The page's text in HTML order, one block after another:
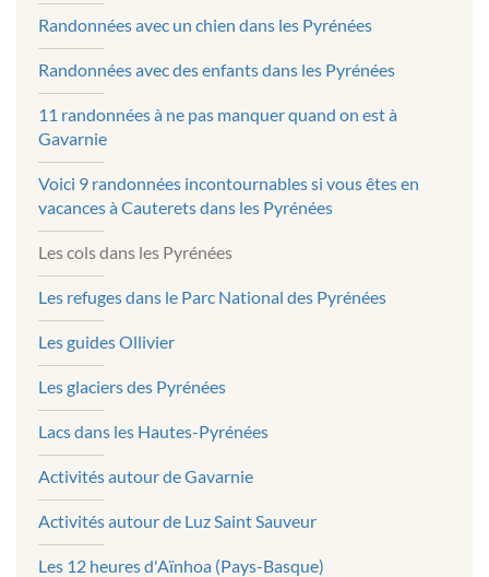
Randonnées avec un chien dans les Pyrénées
Randonnées avec des enfants dans les Pyrénées
11 randonnées à ne pas manquer quand on est à
Gavarnie
Voici 9 randonnées incontournables si vous êtes en
vacances à Cauterets dans les Pyrénées
Les cols dans les Pyrénées
Les refuges dans le Parc National des Pyrénées
Les guides Ollivier
Les glaciers des Pyrénées
Lacs dans les Hautes-Pyrénées
Activités autour de Gavarnie
Activités autour de Luz Saint Sauveur
Les 12 heures d'Aïnhoa (Pays-Basque)